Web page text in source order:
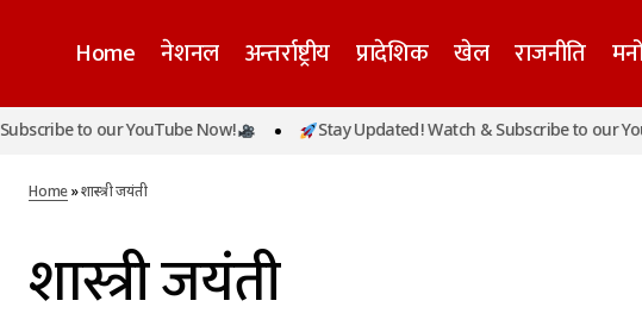
Home नेशनल अन्तर्राष्ट्रीय प्रादेशिक खेल राजनीति
to our YouTube Now! Stay Updated! Watch & Subscribe to our
Home»शास्त्री जयंती
शास्त्री जयंती